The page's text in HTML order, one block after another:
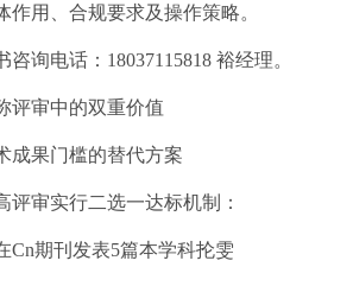
作用、合规要求及操作策略。
询电话：18037115818 裕经理。
评审中的双重价值
成果门槛的替代方案
评审实行二选一达标机制：
Cn期刊发表5篇本学科抡雯